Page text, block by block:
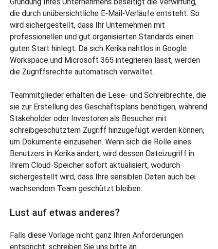
Gründung Ihres Unternehmens beseitigt die Verwirrung,
die durch unübersichtliche E-Mail-Verläufe entsteht. So
wird sichergestellt, dass Ihr Unternehmen mit
professionellen und gut organisierten Standards einen
guten Start hinlegt. Da sich Kerika nahtlos in Google
Workspace und Microsoft 365 integrieren lässt, werden
die Zugriffsrechte automatisch verwaltet.
Teammitglieder erhalten die Lese- und Schreibrechte, die
sie zur Erstellung des Geschäftsplans benötigen, während
Stakeholder oder Investoren als Besucher mit
schreibgeschütztem Zugriff hinzugefügt werden können,
um Dokumente einzusehen. Wenn sich die Rolle eines
Benutzers in Kerika ändert, wird dessen Dateizugriff in
Ihrem Cloud-Speicher sofort aktualisiert, wodurch
sichergestellt wird, dass Ihre sensiblen Daten auch bei
wachsendem Team geschützt bleiben.
Lust auf etwas anderes?
Falls diese Vorlage nicht ganz Ihren Anforderungen
entspricht, schreiben Sie uns bitte an